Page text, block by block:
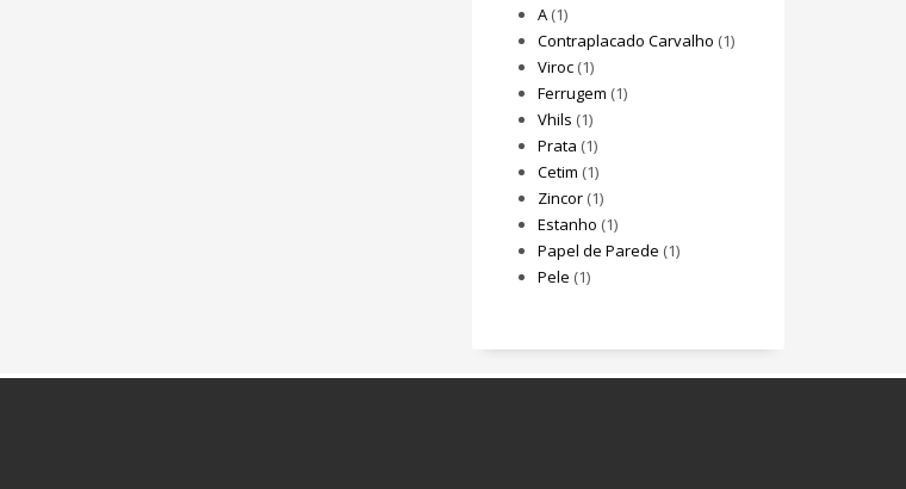
A(1)
Contraplacado Carvalho (1)
Viroc(1)
Ferrugem (1)
Vhils (1)
Prata (1)
Cetim (1)
Zincor(1)
Estanho (1)
Papel de Parede (1)
Pele (1)